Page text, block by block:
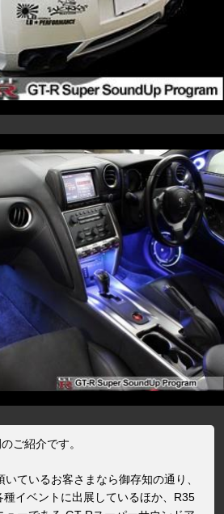
ご紹介です。
ているお客さまなら御存知の通り、
イベントに出展しているほか、R35